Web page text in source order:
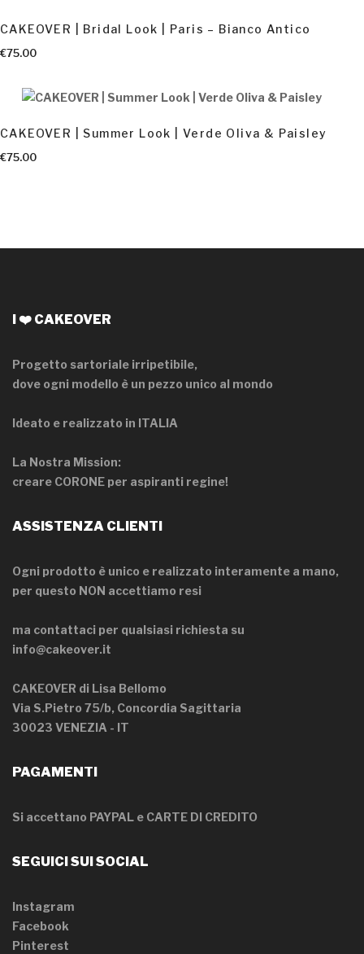
CAKEOVER | Bridal Look | Paris – Bianco Antico
€75.00
CAKEOVER | Summer Look | Verde Oliva & Paisley
€75.00
I ❤️ CAKEOVER
Progetto sartoriale irripetibile,
dove ogni modello è un pezzo unico al mondo
Ideato e realizzato in ITALIA
La Nostra Mission:
creare CORONE per aspiranti regine!
ASSISTENZA CLIENTI
Ogni prodotto è unico e realizzato interamente a mano,
per questo NON accettiamo resi
ma contattaci per qualsiasi richiesta su
info@cakeover.it
CAKEOVER di Lisa Bellomo
Via S.Pietro 75/b, Concordia Sagittaria
30023 VENEZIA - IT
PAGAMENTI
Si accettano PAYPAL e CARTE DI CREDITO
SEGUICI SUI SOCIAL
Instagram
Facebook
Pinterest